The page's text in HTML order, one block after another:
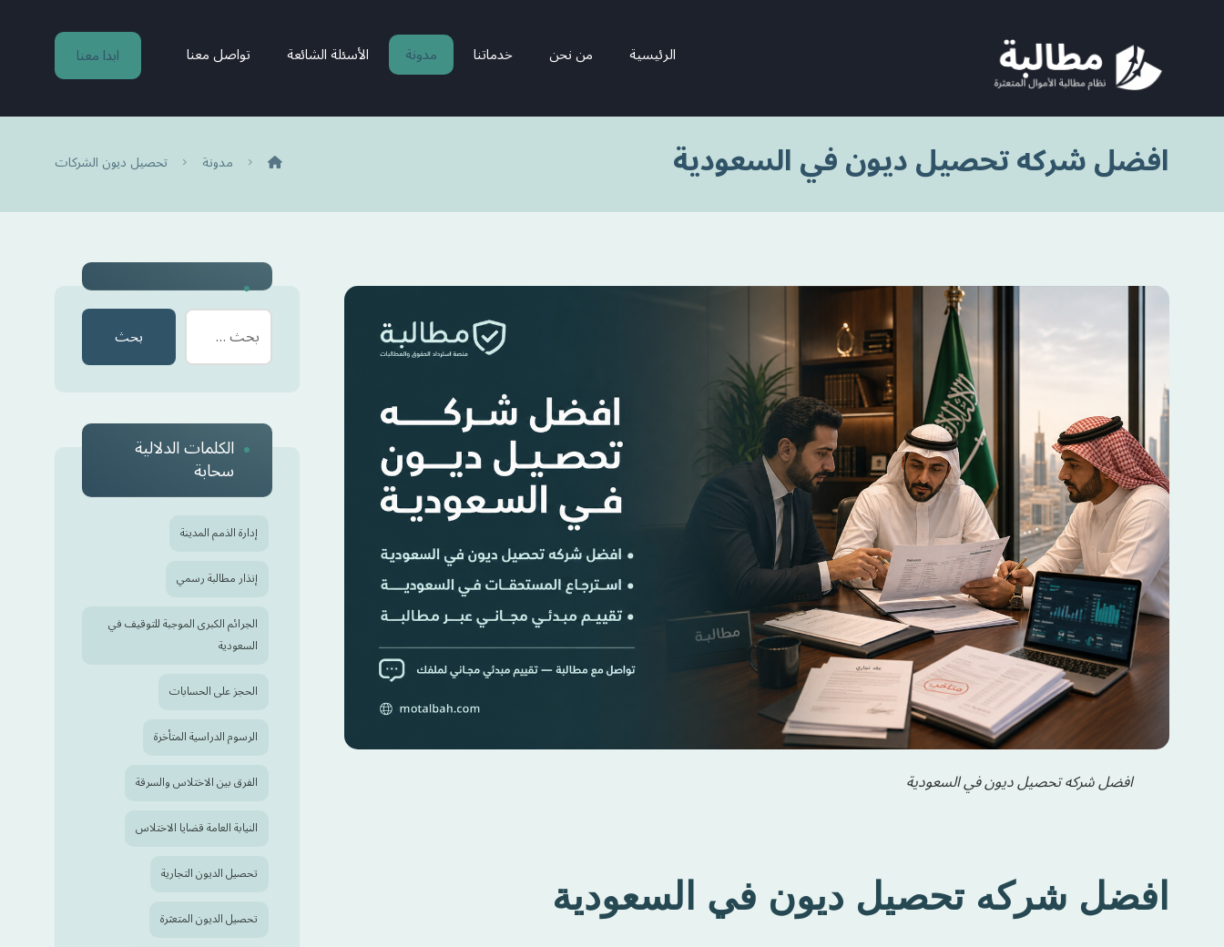
ابدا معنا الرئيسية من نحن خدماتنا مدونة الأسئلة الشائعة تواصل معنا
افضل شركه تحصيل ديون في السعودية مدونة تحصيل ديون الشركات
افضل شركه تحصيل ديون في السعودية
افضل شركه تحصيل ديون في السعودية
بحث
الكلمات الدلالية
سحابة
إدارة الذمم المدينة
إنذار مطالبة رسمي
الجرائم الكبرى الموجبة للتوقيف في
السعودية
الحجز على الحسابات
الرسوم الدراسية المتأخرة
الفرق بين الاختلاس والسرقة
النيابة العامة قضايا الاختلاس
تحصيل الديون التجارية
تحصيل الديون المتعثرة